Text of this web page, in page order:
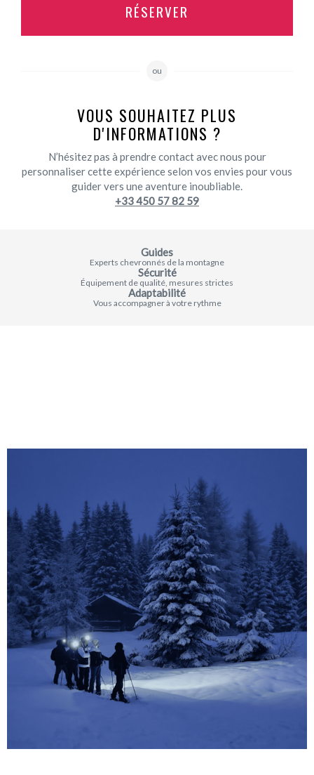
RÉSERVER
ou
VOUS SOUHAITEZ PLUS
D'INFORMATIONS ?
N’hésitez pas à prendre contact avec nous pour
personnaliser cette expérience selon vos envies pour vous
guider vers une aventure inoubliable.
+33 450 57 82 59
Guides
Experts chevronnés de la montagne
Sécurité
Équipement de qualité, mesures strictes
Adaptabilité
Vous accompagner à votre rythme